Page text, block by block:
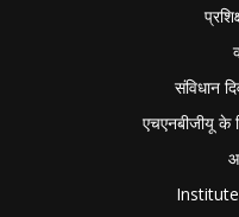
संविधान
एचएनबीजीयू के